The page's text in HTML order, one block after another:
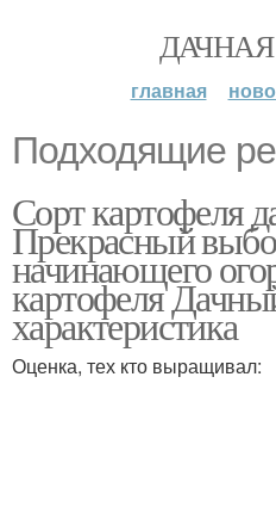
главная
Подходящие
Сорт картофеля
Прекрасный
начинающего
картофеля
характеристика
Оценка, тех кто выращивал: